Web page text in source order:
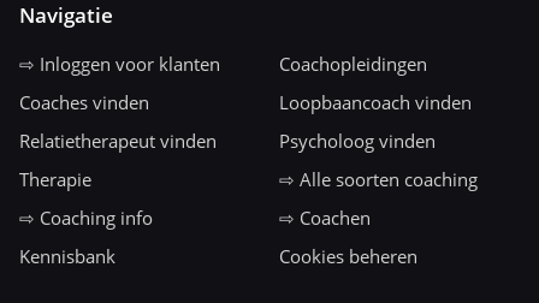
Navigatie
⇨ Inloggen voor klanten
Coachopleidingen
Coaches vinden
Loopbaancoach vinden
Relatietherapeut vinden
Psycholoog vinden
Therapie
⇨ Alle soorten coaching
⇨ Coaching info
⇨ Coachen
Kennisbank
Cookies beheren